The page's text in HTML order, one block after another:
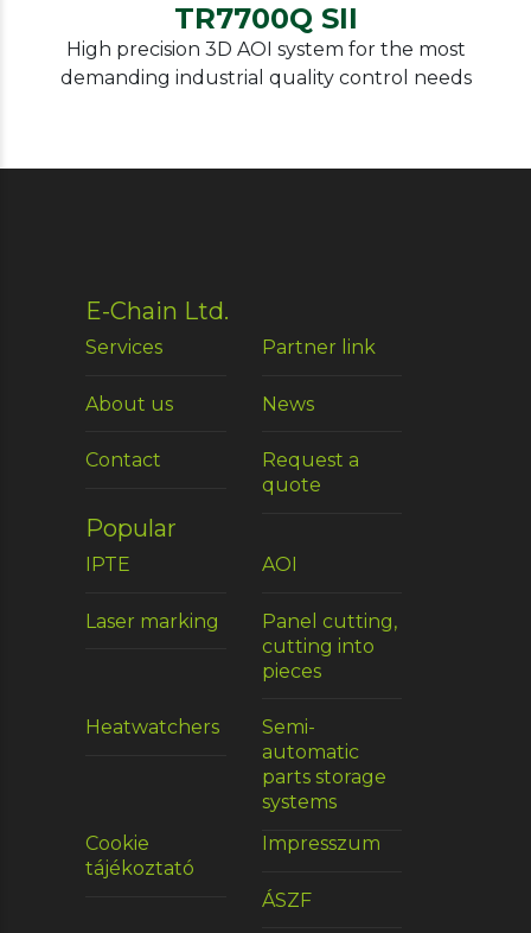
TR7700Q SII
High precision 3D AOI system for the most
demanding industrial quality control needs
E-Chain Ltd.
Services Partner link
About us News
Contact
Request a
quote
Popular
IPTE AOI
Laser marking
Panel cutting,
cutting into
pieces
Heatwatchers
Semi-
automatic
parts storage
systems
Cookie
tájékoztató
Impresszum
ÁSZF